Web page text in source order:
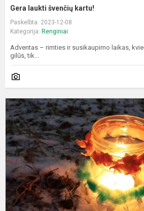
Gera laukti švenčių kartu!
Paskelbta: 2023-12-08
Kategorija: Renginiai
Adventas – rimties ir susikaupimo laikas,
gilūs, tik...